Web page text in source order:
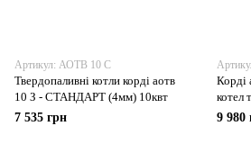
Артикул: АОТВ 10 С
Твердопаливні котли корді аотв
10 З - СТАНДАРТ (4мм) 10квт
7 535 грн
котел
9 980